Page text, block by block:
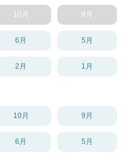
10月 9月
6月 5月
2月 1月
10月 9月
6月 5月